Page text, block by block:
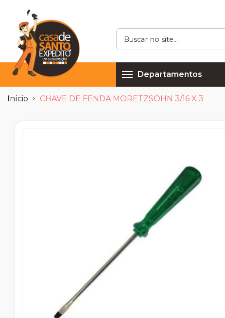
Departamentos
Início CHAVE DE FENDA MORETZSOHN 3/16 X 3